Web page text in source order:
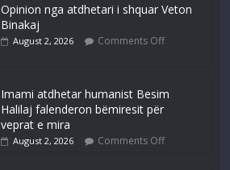
Opinion nga atdhetari i shquar Veton
Binakaj
August 2, 2026 Comments Off
Imami atdhetar humanist Besim
Halilaj falenderon bëmiresit për
veprat e mira
August 2, 2026 Comments Off